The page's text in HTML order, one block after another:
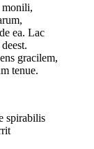
monili,
ea. Lac
gracilem,
tenue.